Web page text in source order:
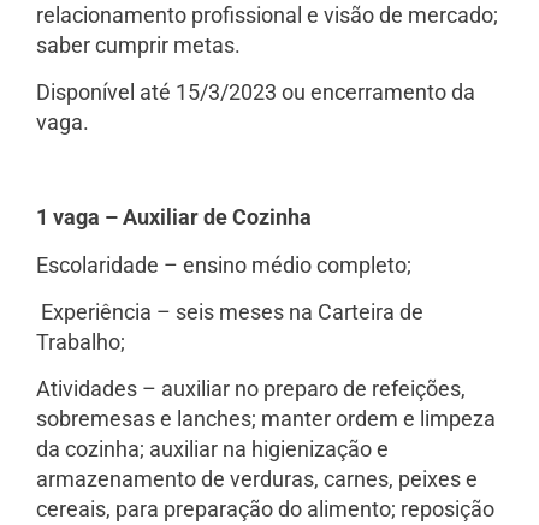
relacionamento profissional e visão de mercado;
saber cumprir metas.
Disponível até 15/3/2023 ou encerramento da
vaga.
1 vaga – Auxiliar de Cozinha
Escolaridade – ensino médio completo;
Experiência – seis meses na Carteira de
Trabalho;
Atividades – auxiliar no preparo de refeições,
sobremesas e lanches; manter ordem e limpeza
da cozinha; auxiliar na higienização e
armazenamento de verduras, carnes, peixes e
cereais, para preparação do alimento; reposição